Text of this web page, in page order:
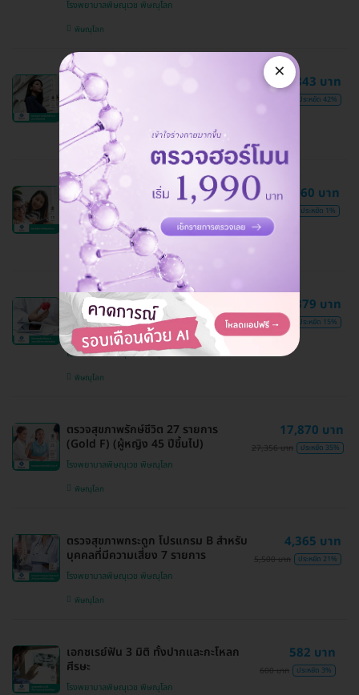
โรงพยาบาลพิษณุเวช พิษณุโลก
พิษณุโลก
ตรวจสุขภาพก่อนไปทำงานประเทศ
สิงคโปร์ 13 รายการ สำหรับผู้หญิง
โรงพยาบาลพิษณุเวช พิษณุโลก
พิษณุโลก
1,843 บาท
ประหยัด 42%
ตรวจสุขภาพก่อนแต่งงาน 12 รายการ
สำหรับผู้หญิง
โรงพยาบาลพิษณุเวช พิษณุโลก
พิษณุโลก
2,960 บาท
ประหยัด 1%
ถูกที่สุดเมื่อจองกับ HD
โปรแกรมรักษ์ใจคุณ 2 ตรวจหัวใจและ
หลอดเลือด 10 รายการ
โรงพยาบาลพิษณุเวช พิษณุโลก
พิษณุโลก
8,379 บาท
9,880 บาท ประหยัด 15%
ตรวจสุขภาพรักษ์ชีวิต 27 รายการ
(Gold F) (ผู้หญิง 45 ปีขึ้นไป)
โรงพยาบาลพิษณุเวช พิษณุโลก
พิษณุโลก
17,870 บาท
27,356 บาท ประหยัด 35%
ตรวจสุขภาพกระดูก โปรแกรม B สำหรับ
บุคคลที่มีความเสี่ยง 7 รายการ
โรงพยาบาลพิษณุเวช พิษณุโลก
พิษณุโลก
4,365 บาท
5,500 บาท ประหยัด 21%
เอกซเรย์ฟัน 3 มิติ ทั้งปากและกะโหลก
ศีรษะ
โรงพยาบาลพิษณุเวช พิษณุโลก
582 บาท
600 บาท ประหยัด 3%
×